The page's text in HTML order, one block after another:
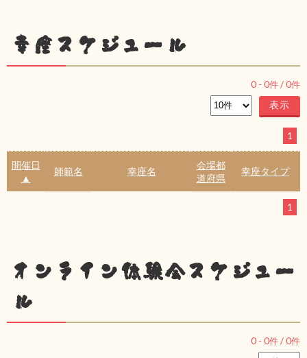
幸座スケジュール
0 - 0件 /0件
1
開催日
▲
師範名 幸座名
会場都
道府県
幸座タイプ
1
オンライン体験会スケジュー
ル
0 - 0件 /0件